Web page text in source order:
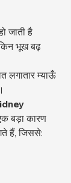
जाती है
भूख बढ़
लगातार म्याऊँ
बड़ा कारण
हैं, जिससे: